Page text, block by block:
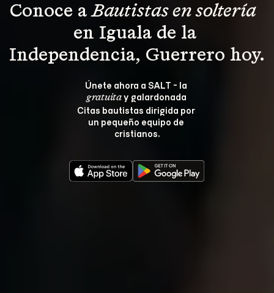
Conoce a Bautistas en soltería
en Iguala de la
Independencia, Guerrero hoy.
Únete ahora a SALT - la
gratuita y galardonada
Citas bautistas dirigida por
un pequeño equipo de
cristianos.